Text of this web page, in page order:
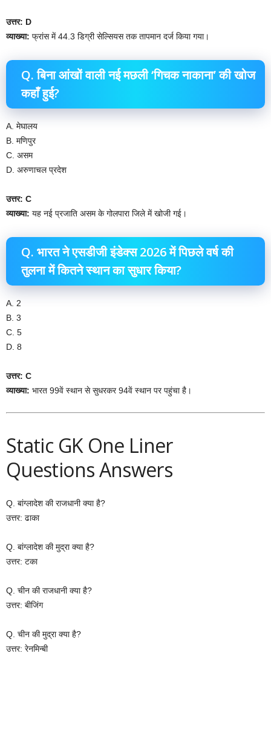
उत्तर: D
व्याख्या: फ्रांस में 44.3 डिग्री सेल्सियस तक तापमान दर्ज किया गया।
Q. बिना आंखों वाली नई मछली ‘गिचक नाकाना’ की खोज
कहाँ हुई?
A. मेघालय
B. मणिपुर
C. असम
D. अरुणाचल प्रदेश
उत्तर: C
व्याख्या: यह नई प्रजाति असम के गोलपारा जिले में खोजी गई।
Q. भारत ने एसडीजी इंडेक्स 2026 में पिछले वर्ष की
तुलना में कितने स्थान का सुधार किया?
A. 2
B. 3
C. 5
D. 8
उत्तर: C
व्याख्या: भारत 99वें स्थान से सुधरकर 94वें स्थान पर पहुंचा है।
Static GK One Liner
Questions Answers
Q. बांग्लादेश की राजधानी क्या है?
उत्तर: ढाका
Q. बांग्लादेश की मुद्रा क्या है?
उत्तर: टका
Q. चीन की राजधानी क्या है?
उत्तर: बीजिंग
Q. चीन की मुद्रा क्या है?
उत्तर: रेनमिन्बी